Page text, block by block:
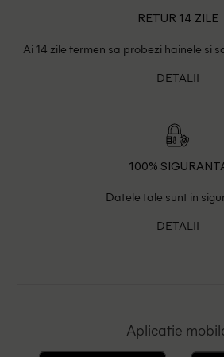
RETUR 14 ZILE
Ai 14 zile termen sa probezi hainele si
DETALII
100%
Datele tale sunt in
DETALII
Aplicatie